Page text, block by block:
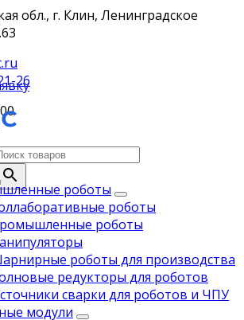
обл., г. Клин, Ленинградское
26
роботы
роботы
роботы
роботы для производства
редукторы для роботов
сварки для роботов и ЧПУ
модули